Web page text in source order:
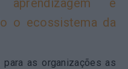
o ecossistema da
as organizações as